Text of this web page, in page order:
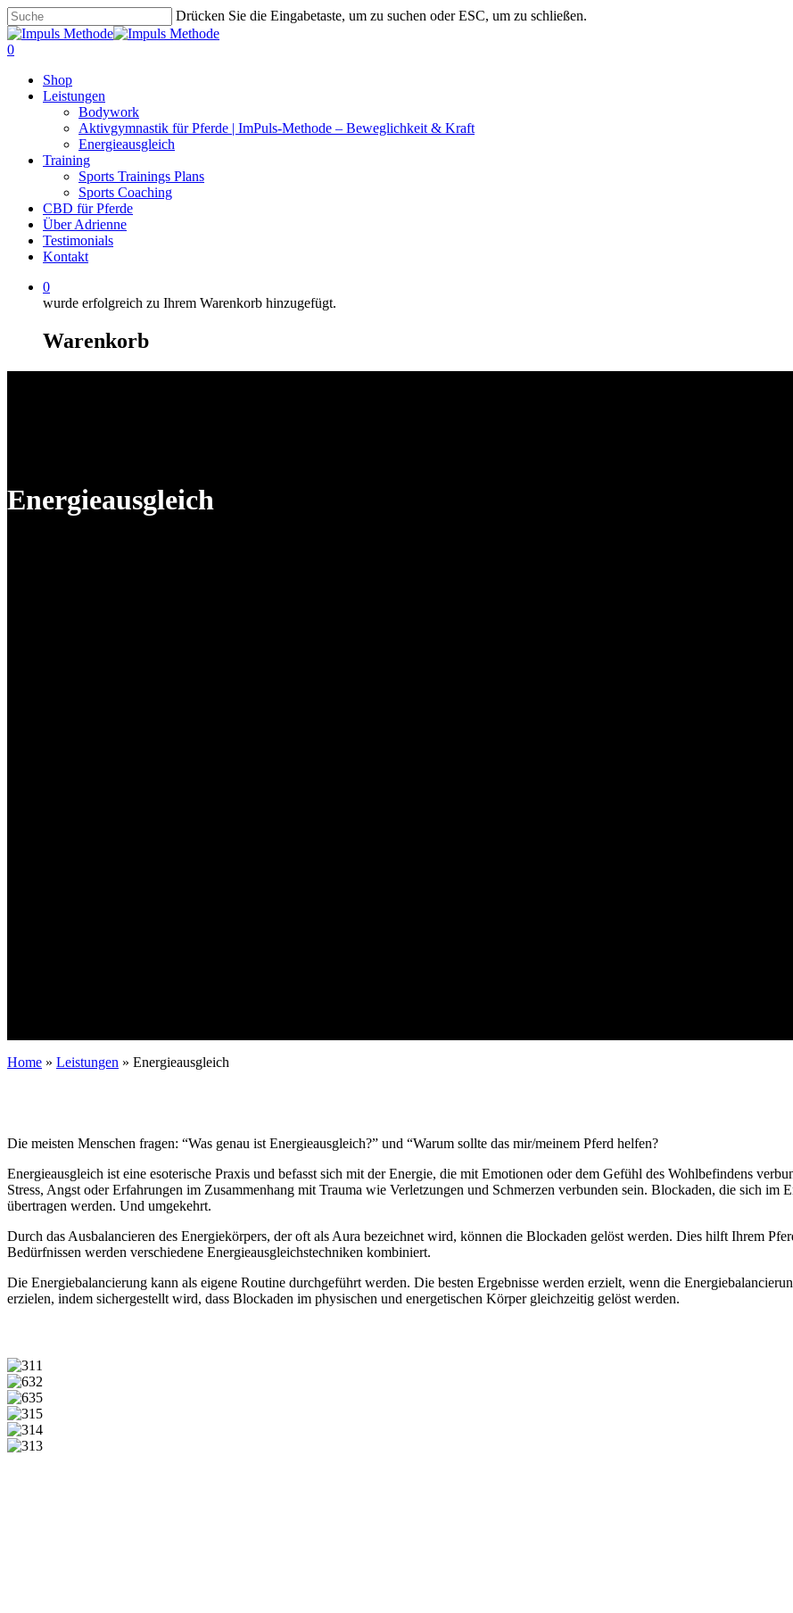
Zum
Hauptinhalt
springen
Drücken Sie die Eingabetaste, um zu suchen oder ESC, um zu schließen.
Suche
schließen
0
Shop
Leistungen
Bodywork
Aktivgymnastik für Pferde | ImPuls‑Methode – Beweglichkeit & Kraft
Energieausgleich
Training
Sports Trainings Plans
Sports Coaching
CBD für Pferde
Über Adrienne
Testimonials
Kontakt
0
wurde erfolgreich zu Ihrem Warenkorb hinzugefügt.
Warenkorb
Energieausgleich
Home » Leistungen » Energieausgleich
Die meisten Menschen fragen: “Was genau ist Energieausgleich?” und “Warum sollte das mir/meinem Pferd helfen?
Energieausgleich ist eine esoterische Praxis und befasst sich mit der Energie, die mit Emotionen oder dem Gefühl des Wohlbefindens
Stress, Angst oder Erfahrungen im Zusammenhang mit Trauma wie Verletzungen und Schmerzen verbunden sein. Blockaden, die sich im
übertragen werden. Und umgekehrt.
Durch das Ausbalancieren des Energiekörpers, der oft als Aura bezeichnet wird, können die Blockaden gelöst werden. Dies hilft Ihrem
Bedürfnissen werden verschiedene Energieausgleichstechniken kombiniert.
Die Energiebalancierung kann als eigene Routine durchgeführt werden. Die besten Ergebnisse werden erzielt, wenn die
erzielen, indem sichergestellt wird, dass Blockaden im physischen und energetischen Körper gleichzeitig gelöst werden.